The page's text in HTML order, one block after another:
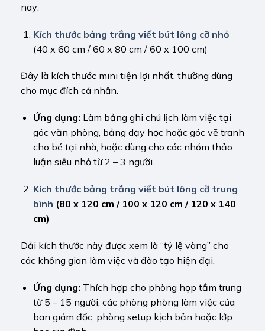
nay:
Kích thước bảng trắng viết bút lông cỡ nhỏ
(40 x 60 cm / 60 x 80 cm / 60 x 100 cm)
Đây là kích thước mini tiện lợi nhất, thường dùng
cho mục đích cá nhân.
Ứng dụng: Làm bảng ghi chú lịch làm việc tại
góc văn phòng, bảng dạy học hoặc góc vẽ tranh
cho bé tại nhà, hoặc dùng cho các nhóm thảo
luận siêu nhỏ từ 2 – 3 người.
Kích thước bảng trắng viết bút lông cỡ trung
bình (80 x 120 cm / 100 x 120 cm / 120 x 140
cm)
Dải kích thước này được xem là “tỷ lệ vàng” cho
các không gian làm việc và đào tạo hiện đại.
Ứng dụng: Thích hợp cho phòng họp tầm trung
từ 5 – 15 người, các phòng phòng làm việc của
ban giám đốc, phòng setup kịch bản hoặc lớp